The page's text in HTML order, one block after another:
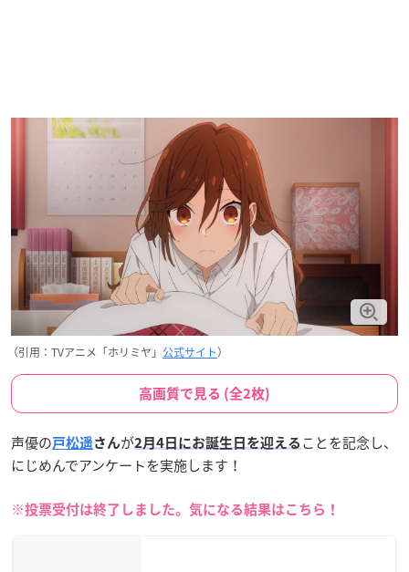
（引用：TVアニメ「ホリミヤ」 公式サイト）
高画質で見る (全2枚)
声優の戸松遥さんが2月4日にお誕生日 を迎える ことを記念し、
にじめんでアンケートを実施します！
※投票受付は終了しました。気になる結果はこちら！